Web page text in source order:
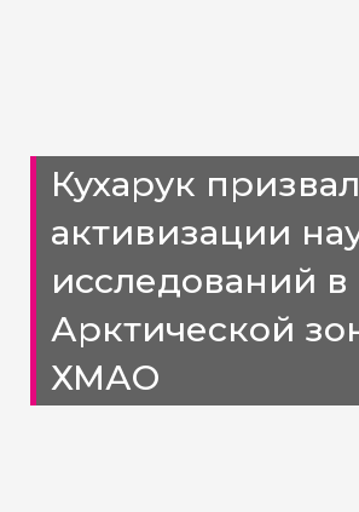
Кухарук
активизации
исследований в
Арктической
ХМАО